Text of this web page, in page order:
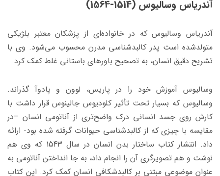
آندریاس وسالیوس (1514-1564)
آندریاس وسالیوس که در خانواده‌ای از پزشکان معتبر بلژیکی
متولدشده است پدر کالبدشناسی مدرن محسوب می‌شود. وی با
تشریح دقیق انسان، به تصحیح باورهای باستانی غلط کمک کرد.
وسالیوس آموزش خود را در پاریس، لوون و پادوآ گذراند.
وسالیوس که بسیار تحت تأثیر کلودیوس جالینوس قرار داشت با
کارش روی جسد انسانی درک واضح‌تری از آناتومی انسان –در
مقایسه با چیزی که از کالبدشناسی حیوانات گرفته شده بود- ارائه
داد. انتشار کتاب ساختار بدن انسان در سال 1543 که وی هم
نوشت و هم تصویرگری آن را انجام داد، به جا انداختن آناتومی به
عنوان موضوعی مبتنی بر کالبدشکافی انسان کمک کرد. این کتاب